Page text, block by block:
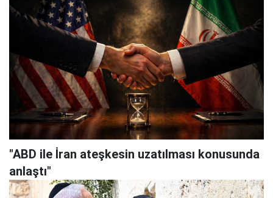
"ABD ile İran ateşkesin uzatılması konusunda
anlaştı"